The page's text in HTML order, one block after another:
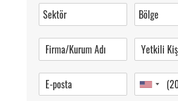
0 (216) 462 49 34
Pazartesi-Cumartesi 09.00-20.00